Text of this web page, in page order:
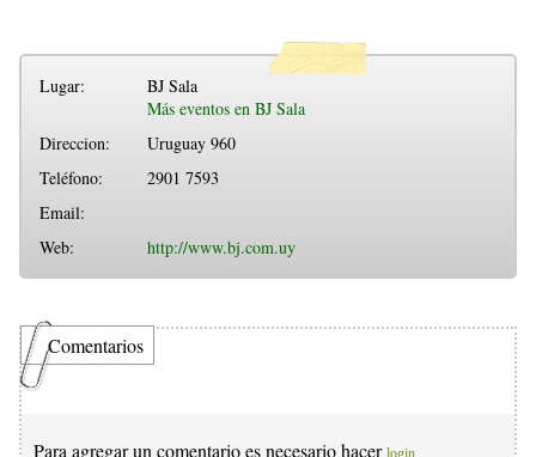
Lugar:
BJ Sala
Más eventos en BJ Sala
Direccion:
Uruguay 960
Teléfono:
2901 7593
Email:
Web:
http://www.bj.com.uy
Comentarios
Para agregar un comentario es necesario hacer login.